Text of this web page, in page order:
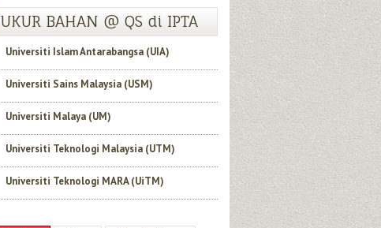
UKUR BAHAN @ QS di IPTA
Universiti Islam Antarabangsa (UIA)
Universiti Sains Malaysia (USM)
Universiti Malaya (UM)
Universiti Teknologi Malaysia (UTM)
Universiti Teknologi MARA (UiTM)